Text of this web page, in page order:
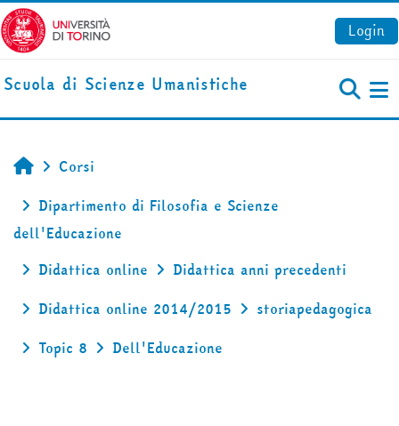
Vai al contenuto principale
Login
Scuola di Scienze Umanistiche
Home
Corsi
Dipartimento di Filosofia e Scienze
dell'Educazione
Didattica online
Didattica anni precedenti
Didattica online 2014/2015
storiapedagogica
Topic 8
Dell'Educazione